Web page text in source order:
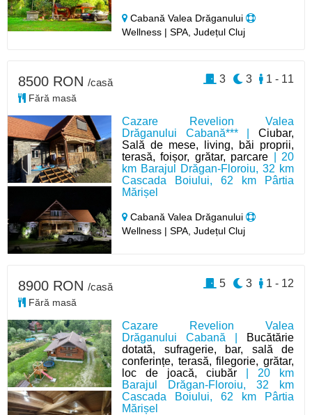
Cabană Valea Drăganului
Wellness | SPA, Județul Cluj
Cazare Revelion Valea
Drăganului Cabană*** | Ciubar,
Sală de mese, living, băi proprii,
terasă, foișor, grătar, parcare | 20
km Barajul Drăgan-Floroiu, 32 km
Cascada Boiului, 62 km Pârtia
Mărișel
Cabană Valea Drăganului
Wellness | SPA, Județul Cluj
8500 RON /casă
Fără masă
1 - 11
3
3
Cazare Revelion Valea
Drăganului Cabană |
Bucătărie
dotată, sufragerie, bar, sală de
conferințe, terasă, filegorie, grătar,
loc de joacă, ciubăr | 20 km
Barajul Drăgan-Floroiu, 32 km
Cascada Boiului, 62 km Pârtia
Mărișel
8900 RON /casă
Fără masă
1 - 12
3
5